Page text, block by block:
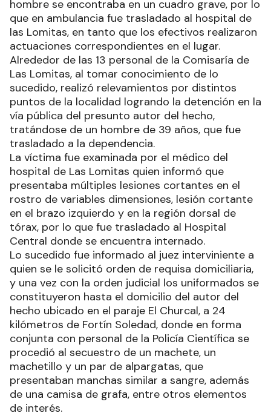
hombre se encontraba en un cuadro grave, por lo
que en ambulancia fue trasladado al hospital de
las Lomitas, en tanto que los efectivos realizaron
actuaciones correspondientes en el lugar.
Alrededor de las 13 personal de la Comisaría de
Las Lomitas, al tomar conocimiento de lo
sucedido, realizó relevamientos por distintos
puntos de la localidad logrando la detención en la
vía pública del presunto autor del hecho,
tratándose de un hombre de 39 años, que fue
trasladado a la dependencia.
La víctima fue examinada por el médico del
hospital de Las Lomitas quien informó que
presentaba múltiples lesiones cortantes en el
rostro de variables dimensiones, lesión cortante
en el brazo izquierdo y en la región dorsal de
tórax, por lo que fue trasladado al Hospital
Central donde se encuentra internado.
Lo sucedido fue informado al juez interviniente a
quien se le solicitó orden de requisa domiciliaria,
y una vez con la orden judicial los uniformados se
constituyeron hasta el domicilio del autor del
hecho ubicado en el paraje El Churcal, a 24
kilómetros de Fortín Soledad, donde en forma
conjunta con personal de la Policía Científica se
procedió al secuestro de un machete, un
machetillo y un par de alpargatas, que
presentaban manchas similar a sangre, además
de una camisa de grafa, entre otros elementos
de interés.